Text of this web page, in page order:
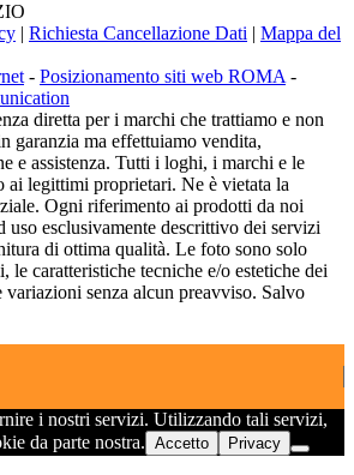
| Richiesta Cancellazione Dati | Mappa del
- Posizionamento siti web ROMA -
diretta per i marchi che trattiamo e non
garanzia ma effettuiamo vendita,
e assistenza. Tutti i loghi, i marchi e le
ai legittimi proprietari. Ne è vietata la
Ogni riferimento ai prodotti da noi
uso esclusivamente descrittivo dei servizi
di ottima qualità. Le foto sono solo
le caratteristiche tecniche e/o estetiche dei
variazioni senza alcun preavviso. Salvo
i nostri servizi. Utilizzando tali servizi,
da parte nostra. Accetto Privacy